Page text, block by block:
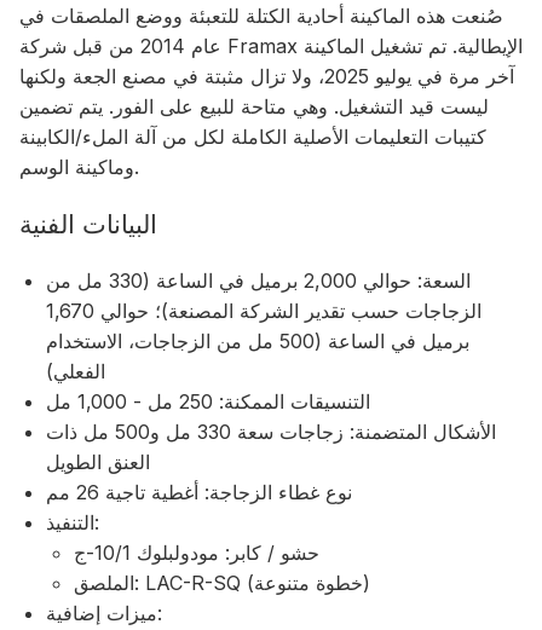
صُنعت هذه الماكينة أحادية الكتلة للتعبئة ووضع الملصقات في
عام 2014 من قبل شركة Framax الإيطالية. تم تشغيل الماكينة
آخر مرة في يوليو 2025، ولا تزال مثبتة في مصنع الجعة ولكنها
ليست قيد التشغيل. وهي متاحة للبيع على الفور. يتم تضمين
كتيبات التعليمات الأصلية الكاملة لكل من آلة الملء/الكابينة
وماكينة الوسم.
البيانات الفنية
السعة: حوالي 2,000 برميل في الساعة (330 مل من
الزجاجات حسب تقدير الشركة المصنعة)؛ حوالي 1,670
برميل في الساعة (500 مل من الزجاجات، الاستخدام
الفعلي)
التنسيقات الممكنة: 250 مل - 1,000 مل
الأشكال المتضمنة: زجاجات سعة 330 مل و500 مل ذات
العنق الطويل
نوع غطاء الزجاجة: أغطية تاجية 26 مم
التنفيذ:
حشو / كابر: مودولبلوك 10/1-ج
الملصق: LAC-R-SQ (خطوة متنوعة)
ميزات إضافية: